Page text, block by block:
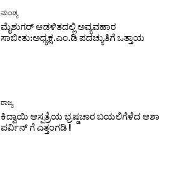
ಮಂಡ್ಯ
ಮೈಶುಗರ್ ಆಡಳಿತದಲ್ಲಿ ಅವ್ಯವಹಾರ
ಸಾಬೀತು:ಅಧ್ಯಕ್ಷ.ಎಂ.ಡಿ ಪದಚ್ಯುತಿಗೆ ಒತ್ತಾಯ
ರಾಜ್ಯ
ಕಿದ್ವಾಯಿ ಆಸ್ಪತ್ರೆಯ ಭ್ರಷ್ಡಚಾರ ಬಯಲಿಗೆಳೆದ ಆಶಾ
ಪರ್ವಿನ್ ಗೆ ಎತ್ತಂಗಡಿ !